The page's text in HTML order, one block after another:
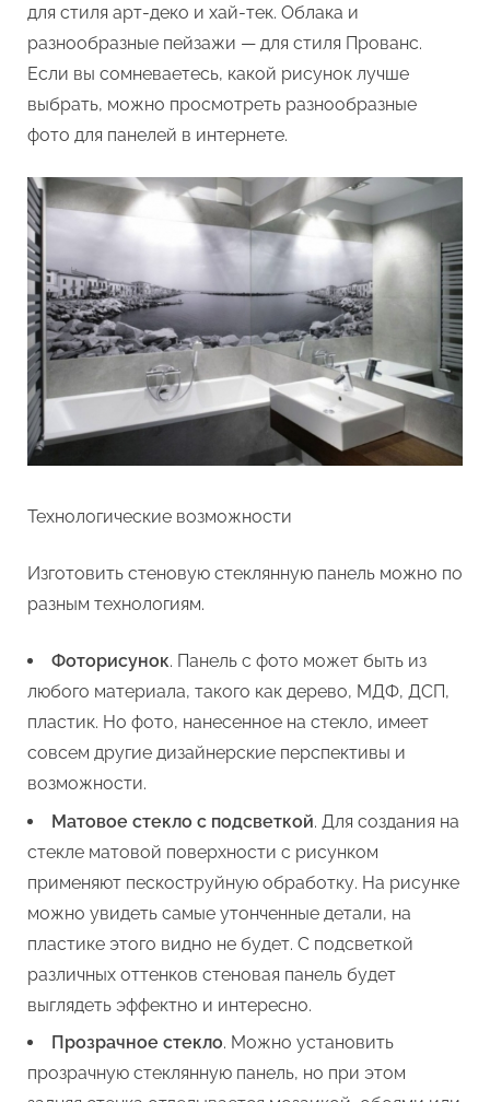
для стиля арт-деко и хай-тек. Облака и
разнообразные пейзажи — для стиля Прованс.
Если вы сомневаетесь, какой рисунок лучше
выбрать, можно просмотреть разнообразные
фото для панелей в интернете.
Технологические возможности
Изготовить стеновую стеклянную панель можно по
разным технологиям.
Фоторисунок. Панель с фото может быть из
любого материала, такого как дерево, МДФ, ДСП,
пластик. Но фото, нанесенное на стекло, имеет
совсем другие дизайнерские перспективы и
возможности.
Матовое стекло с подсветкой. Для создания на
стекле матовой поверхности с рисунком
применяют пескоструйную обработку. На рисунке
можно увидеть самые утонченные детали, на
пластике этого видно не будет. С подсветкой
различных оттенков стеновая панель будет
выглядеть эффектно и интересно.
Прозрачное стекло. Можно установить
прозрачную стеклянную панель, но при этом